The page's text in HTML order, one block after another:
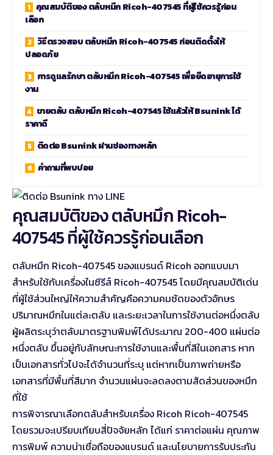
คุณสมบัติของ ตลับหมึก Ricoh-407545 ที่ผู้ใช้ควรรู้ก่อน
เลือก
วิธีตรวจสอบ ตลับหมึก Ricoh-407545 ก่อนติดตั้งให้
ปลอดภัย
การดูแลรักษา ตลับหมึก Ricoh-407545 เพื่อยืดอายุการใช้
งาน
ขายตลับ ตลับหมึก Ricoh-407545 ใช้แล้วให้ Bsunink ได้
ราคาดี
ติดต่อ Bsunink ผ่านช่องทางหลัก
คำถามที่พบบ่อย
คุณสมบัติของ ตลับหมึก Ricoh-
407545 ที่ผู้ใช้ควรรู้ก่อนเลือก
ตลับหมึก Ricoh-407545 ของแบรนด์ Ricoh ออกแบบมา
สำหรับใช้กับเครื่องในซีรีส์ Ricoh-407545 โดยมีคุณสมบัติเด่น
ที่ผู้ใช้ส่วนใหญ่ให้ความสำคัญคือความคมชัดของตัวอักษร
ปริมาณหมึกในแต่ละตลับ และระยะเวลาในการใช้งานต่อหนึ่งตลับ
ผู้ผลิตระบุว่าตลับมาตรฐานพิมพ์ได้ประมาณ 200-400 แผ่นต่อ
หนึ่งตลับ ขึ้นอยู่กับลักษณะการใช้งานและพื้นที่สีในเอกสาร หาก
เป็นเอกสารทั่วไปจะได้จำนวนที่ระบุ แต่หากเป็นภาพถ่ายหรือ
เอกสารที่มีพื้นที่สีมาก จำนวนแผ่นจะลดลงตามสัดส่วนของหมึก
ที่ใช้
การพิจารณาเลือกตลับสำหรับเครื่อง Ricoh Ricoh-407545
โดยรวมจะเปรียบเทียบสี่ปัจจัยหลัก ได้แก่ ราคาต่อแผ่น คุณภาพ
การพิมพ์ ความน่าเชื่อถือของแบรนด์ และนโยบายการรับประกัน